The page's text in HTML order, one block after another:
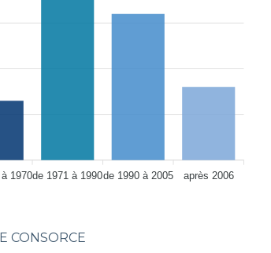
1970de 1971 à 1990de 1990 à 2005 après 2006
CONSORCE